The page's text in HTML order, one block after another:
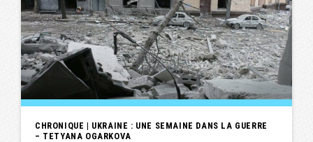
CHRONIQUE | UKRAINE : UNE SEMAINE DANS LA GUERRE
– TETYANA OGARKOVA